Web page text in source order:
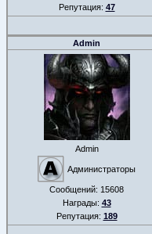
Репутация: 47
Admin
Admin
Администраторы
Сообщений: 15608
Награды: 43
Репутация: 189